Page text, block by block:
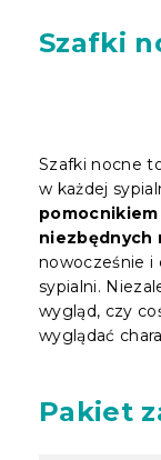
Szafki
Szafki nocne
w każdej
niezbędnych
nowocześnie i
sypialni.
wygląd, czy
wyglądać
Pakiet